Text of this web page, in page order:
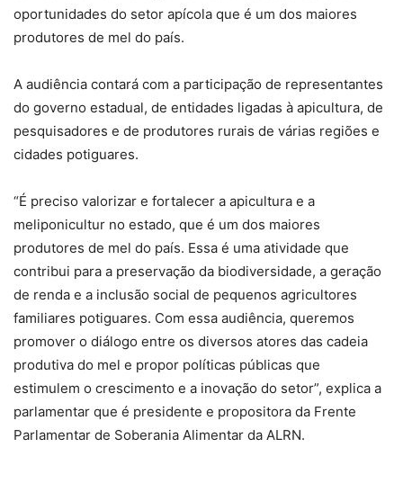
oportunidades do setor apícola que é um dos maiores
produtores de mel do país.
A audiência contará com a participação de representantes
do governo estadual, de entidades ligadas à apicultura, de
pesquisadores e de produtores rurais de várias regiões e
cidades potiguares.
“É preciso valorizar e fortalecer a apicultura e a
meliponicultur no estado, que é um dos maiores
produtores de mel do país. Essa é uma atividade que
contribui para a preservação da biodiversidade, a geração
de renda e a inclusão social de pequenos agricultores
familiares potiguares. Com essa audiência, queremos
promover o diálogo entre os diversos atores das cadeia
produtiva do mel e propor políticas públicas que
estimulem o crescimento e a inovação do setor”, explica a
parlamentar que é presidente e propositora da Frente
Parlamentar de Soberania Alimentar da ALRN.